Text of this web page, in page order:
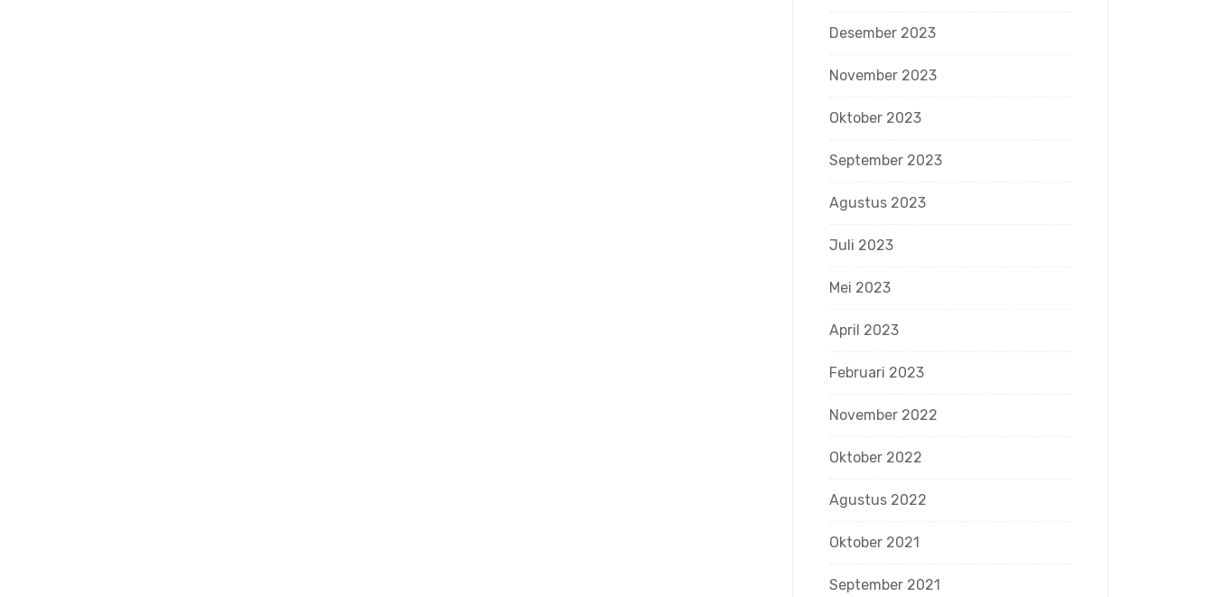
Desember 2023
November 2023
Oktober 2023
September 2023
Agustus 2023
Juli 2023
Mei 2023
April 2023
Februari 2023
November 2022
Oktober 2022
Agustus 2022
Oktober 2021
September 2021